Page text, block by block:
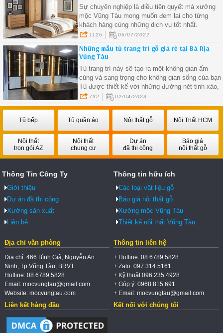
Sự chuyên nghiệp là điều tiên quyết mà xưởng
mộc Vũng Tàu mong muốn đem lại cho từng
khách hàng cùng những dịch vụ tốt nhất.
1126 06/07/2022
Những mẫu tủ trang trí gỗ giá rẻ tại Bà Rịa
Vũng Tàu
Tủ trang trí này sẽ tạo ra một không gian ấm
cúng và sang trọng cho không gian sống của bạn.
Tủ được thiết kế với những đường nét tinh xảo,
phù hợp với mọi phong cách trang trí nội thất.
732 02/04/2023
Tủ bếp Tủ quần áo Nội thất gỗ Nội Thất HCM
Nội thất
trọn gói AZ
Nội thất
chung cư
Dự án
đã thi công
Báo giá
nội thất gỗ
Thông Tin Công Ty
Giới thiệu
Dự án đã thi công
Xưởng sản xuất
Liên hệ
Thông tin hữu ích
Các loại vật liệu gỗ
Báo giá nội thất gỗ
Xưởng mộc Vũng Tàu
Thiết kế nội thất Vũng Tàu
Địa chỉ văn phòng
Địa chỉ: 466 Bình Giã, Nguyễn An
Ninh, Tp Vũng Tàu, BRVT.
Hotline: 08.6789.5828
Email: mocvungtau@gmail.com
Website: mocvungtau.com
Thông tin liên hệ
+ Hotline: 08.6789.5828
+ Zalo: 097.314.5161
+ Kỹ thuật:096.235.4928
+ Góp ý: 0968.815.691
+ Email: mocvungtau@gmail.com
Liên kết hàng đầu Kết nối với chúng tôi